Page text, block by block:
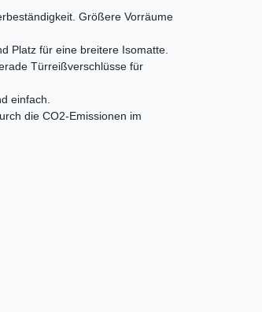
Größere Vorräume
Platz für eine breitere Isomatte.
Türreißverschlüsse für
einfach.
die CO2-Emissionen im